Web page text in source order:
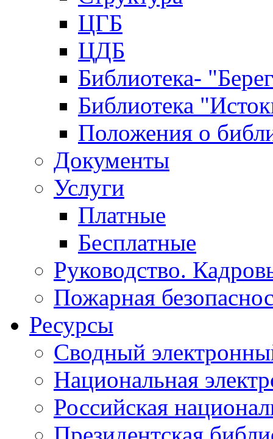
ЦГБ
ЦДБ
Библиотека-
Библиотека
Положения о
Документы
Услуги
Платные
Бесплатные
Руководство.
Пожарная
Ресурсы
Сводный
Национальная
Российская